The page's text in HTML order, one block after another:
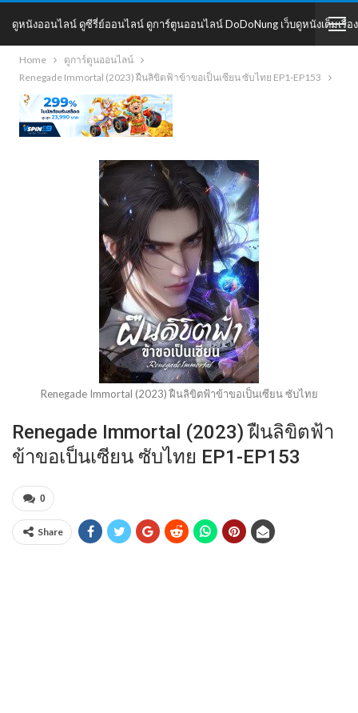
ดูหนังออนไลน์ ดูซีรี่ย์ออนไลน์ ดูการ์ตูนออนไลน์ DoDoNung เว็บดูหนังเต็มเรื่อง
DoDoNung
Home
ดูการ์ตูนออนไลน์
Renegade Immortal (2023) ฝืนลิขิตฟ้าข้าขอเป็นเซียน ซับไทย EP1-EP153
Renegade Immortal (2023) ฝืนลิขิตฟ้าข้าขอเป็นเซียน ซับไทย
Renegade Immortal (2023) ฝืนลิขิตฟ้า
ข้าขอเป็นเซียน ซับไทย EP1-EP153
0
Share